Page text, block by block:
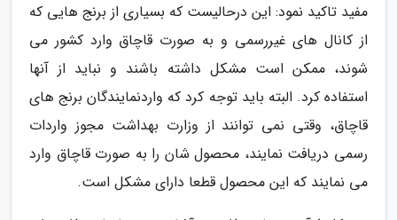
مفید تاکید نمود: این درحالیست که بسیاری از برنج هایی که
از کانال های غیررسمی و به صورت قاچاق وارد کشور می
شوند، ممکن است مشکل داشته باشند و نباید از آنها
استفاده کرد. البته باید توجه کرد که واردنمایندگان برنج های
قاچاق، وقتی نمی توانند از وزارت بهداشت مجوز واردات
رسمی دریافت نمایند، محصول شان را به صورت قاچاق وارد
می نمایند که این محصول قطعا دارای مشکل است.